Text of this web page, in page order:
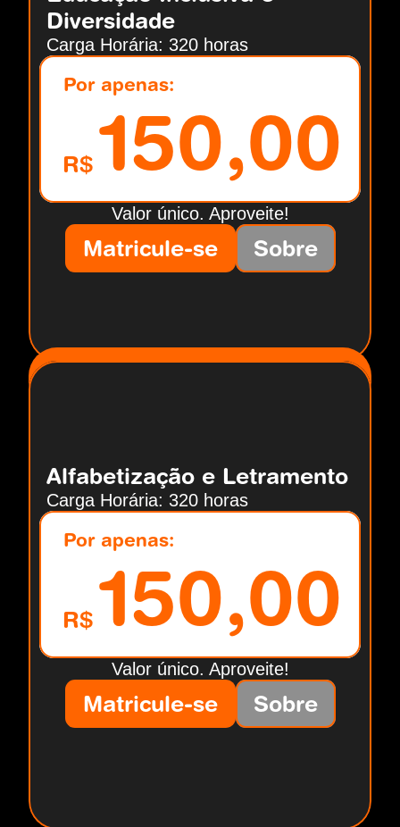
Diversidade
Carga Horária: 320 horas
R$ 150,00
Por apenas:
Valor único. Aproveite!
Matricule-se Sobre
Alfabetização e Letramento
Carga Horária: 320 horas
R$ 150,00
Por apenas:
Valor único. Aproveite!
Matricule-se Sobre